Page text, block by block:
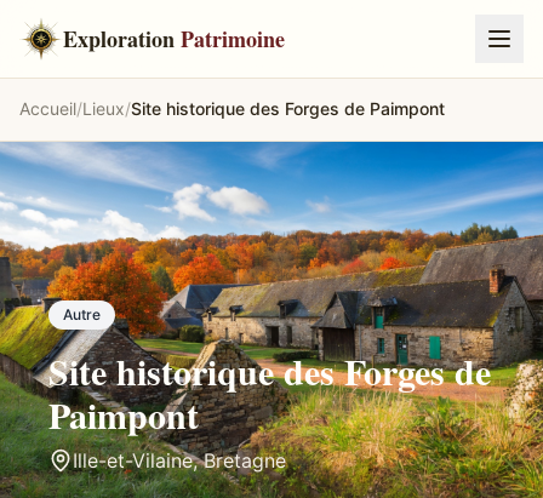
ExplorationPatrimoine
Accueil/Lieux/Site historique des Forges de Paimpont
Autre
Site historique des Forges de
Paimpont
Ille-et-Vilaine,Bretagne